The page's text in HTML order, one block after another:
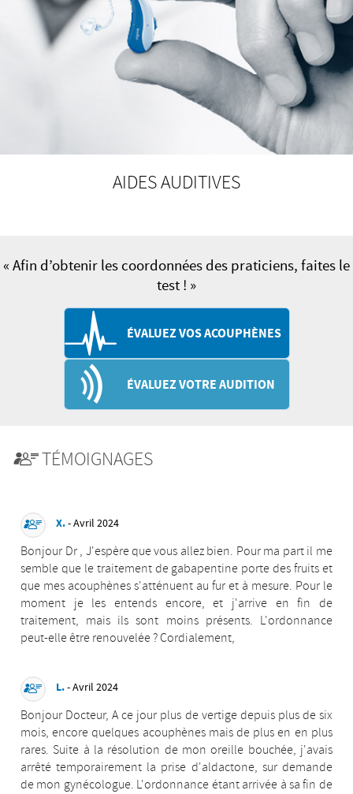
AIDES AUDITIVES
« Afin d’obtenir les coordonnées des praticiens, faites le
test ! »
ÉVALUEZ VOS ACOUPHÈNES
ÉVALUEZ VOTRE AUDITION
TÉMOIGNAGES
X.- Avril 2024
Bonjour Dr , J'espère que vous allez bien. Pour ma part il me
semble que le traitement de gabapentine porte des fruits et
que mes acouphènes s'atténuent au fur et à mesure. Pour le
moment je les entends encore, et j'arrive en fin de
traitement, mais ils sont moins présents. L'ordonnance
peut-elle être renouvelée ? Cordialement,
L.- Avril 2024
Bonjour Docteur, A ce jour plus de vertige depuis plus de six
mois, encore quelques acouphènes mais de plus en en plus
rares. Suite à la résolution de mon oreille bouchée, j'avais
arrêté temporairement la prise d'aldactone, sur demande
de mon gynécologue. L'ordonnance étant arrivée à sa fin de